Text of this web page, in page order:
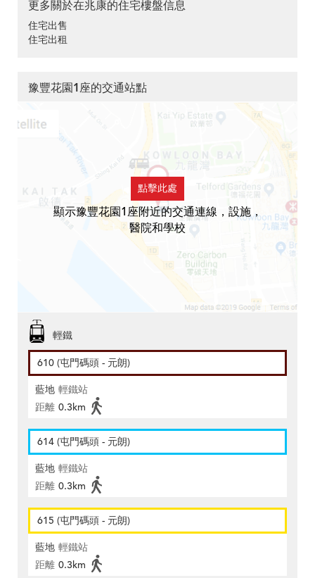
更多關於在兆康的住宅樓盤信息
住宅出售
住宅出租
豫豐花園1座的交通站點
點擊此處
顯示豫豐花園1座附近的交通連線，設施，
醫院和學校
輕鐵
610 (屯門碼頭 - 元朗)
藍地 輕鐵站
距離 0.3km
614 (屯門碼頭 - 元朗)
藍地 輕鐵站
距離 0.3km
615 (屯門碼頭 - 元朗)
藍地 輕鐵站
距離 0.3km